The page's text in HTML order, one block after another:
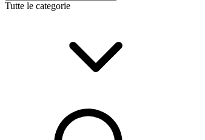
Tutte le categorie